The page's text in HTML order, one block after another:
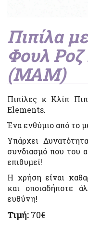
Πιπίλα
Φουλ
(ΜΑΜ)
Πιπίλες κ Κλίπ
Elements.
Ένα ενθύμιο από το
Υπάρχει
συνδιασμό που του
επιθυμεί!
Η χρήση είναι
και οποιαδήποτε
ευθύνη!
Τιμή: 70€